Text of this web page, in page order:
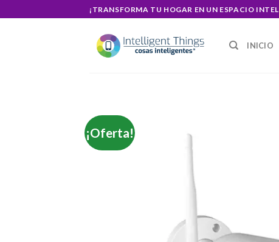
to
¡TRANSFORMA TU HOGAR EN UN ESPACIO
INICIO
¡Oferta!